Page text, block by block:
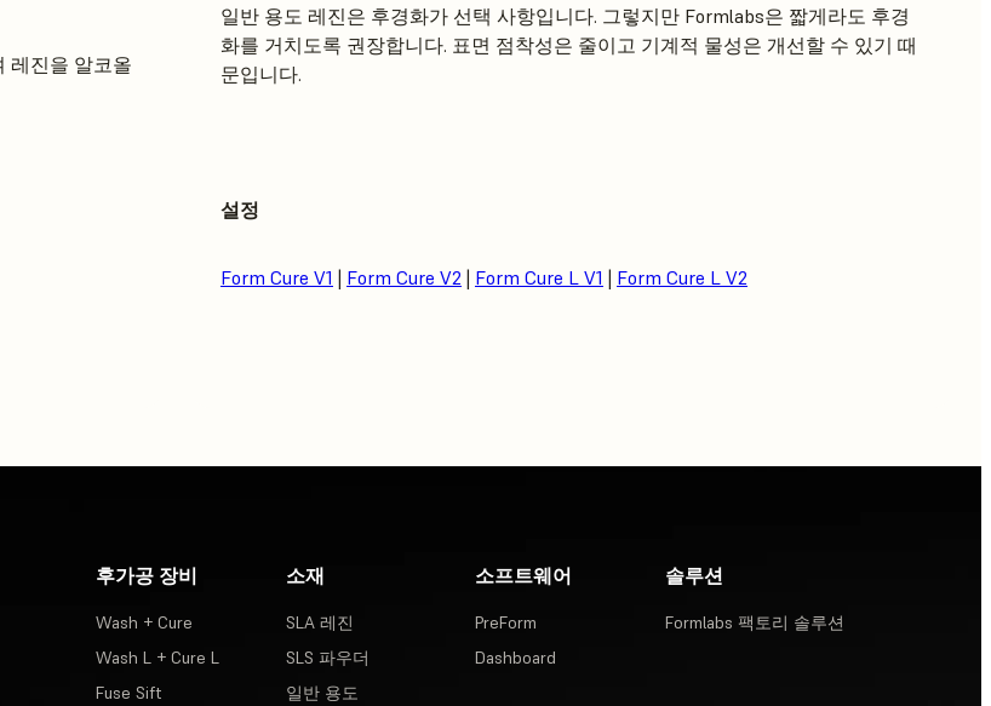
레진을 알코올
일반 용도 레진은 후경화가 선택 사항입니다. 그렇지만 Formlabs은 짧게라도 후경
화를 거치도록 권장합니다. 표면 점착성은 줄이고 기계적 물성은 개선할 수 있기 때
문입니다.
설정
Form Cure V1 | Form Cure V2 | Form Cure L V1 | Form Cure L V2
후가공 장비
Wash + Cure
Wash L + Cure L
Fuse Sift
소재
SLA 레진
SLS 파우더
일반 용도
소프트웨어
PreForm
Dashboard
솔루션
Formlabs 팩토리 솔루션